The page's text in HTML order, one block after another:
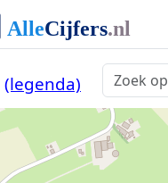
(legenda)